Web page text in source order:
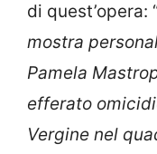
di quest’opera:
mostra
Pamela
efferato
Vergine nel